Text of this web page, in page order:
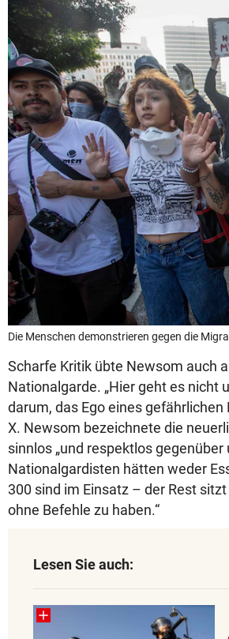
Die Menschen demonstrieren gegen die
Scharfe Kritik übte Newsom auch
Nationalgarde. „Hier geht es nicht
darum, das Ego eines
X. Newsom bezeichnete die
sinnlos „und respektlos
Nationalgardisten hätten weder
300 sind im Einsatz – der Rest
ohne Befehle zu haben.“
Lesen Sie auch: